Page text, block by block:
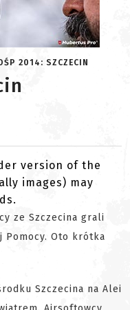
2014: SZCZECIN
version of the
images) may
ze Szczecina grali
Pomocy. Oto krótka
Szczecina na Alei